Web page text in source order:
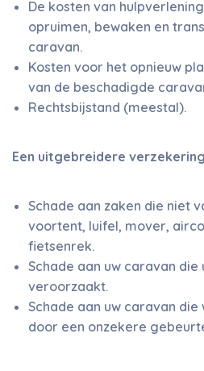
De kosten van
opruimen, bewaken en
caravan.
Kosten voor het opnieuw
van de beschadigde
Rechtsbijstand (meestal).
Een uitgebreidere
Schade aan zaken die niet
voortent, luifel, mover,
fietsenrek.
Schade aan uw caravan
veroorzaakt.
Schade aan uw caravan
door een onzekere